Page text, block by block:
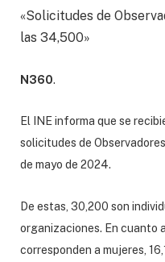
«Solicitudes de
las 34,500»
N360.
El INE informa que se
solicitudes de
de mayo de 2024.
De estas, 30,200 son
organizaciones. En cuanto
corresponden a mujeres,